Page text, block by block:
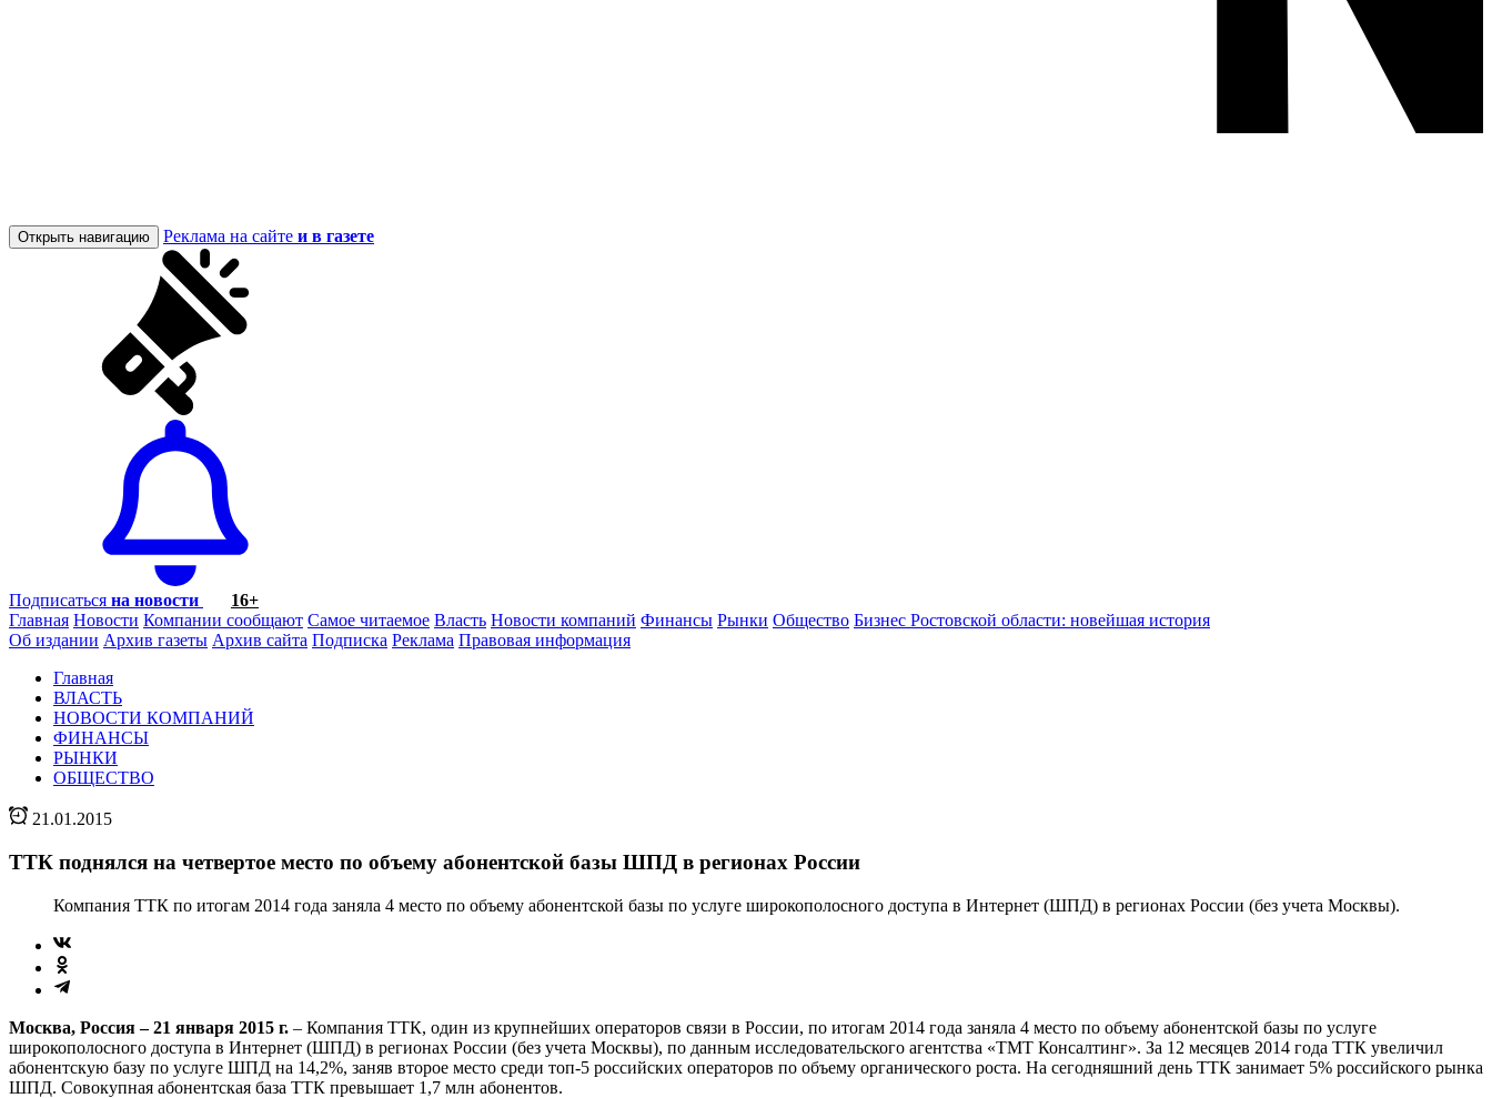
Открыть навигацию Реклама на сайте и в газете
Подписаться на новости
16+
Главная Новости Компании сообщают Самое читаемое Власть Новости компаний Финансы Рынки Общество Бизнес Ростовской области: новейшая история
Об издании Архив газеты Архив сайта Подписка Реклама Правовая информация
Главная
ВЛАСТЬ
НОВОСТИ КОМПАНИЙ
ФИНАНСЫ
РЫНКИ
ОБЩЕСТВО
21.01.2015
ТТК поднялся на четвертое место по объему абонентской базы ШПД в регионах России
Компания ТТК по итогам 2014 года заняла 4 место по объему абонентской базы по услуге широкополосного доступа в Интернет (ШПД) в регионах России (без учета Москвы).
Москва, Россия – 21 января 2015 г. – Компания ТТК, один из крупнейших операторов связи в России, по итогам 2014 года заняла 4 место по объему абонентской базы по услуге
широкополосного доступа в Интернет (ШПД) в регионах России (без учета Москвы), по данным исследовательского агентства «ТМТ Консалтинг». За 12 месяцев 2014 года ТТК увеличил
абонентскую базу по услуге ШПД на 14,2%, заняв второе место среди топ-5 российских операторов по объему органического роста. На сегодняшний день ТТК занимает 5% российского рынка
ШПД. Совокупная абонентская база ТТК превышает 1,7 млн абонентов.